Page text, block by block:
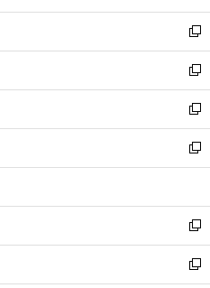
開
く
ウ
で
開
く
ン
ド
ウ
で
開
く
ウ
ィ
ン
ド
ウ
で
開
く
し
い
ウ
ィ
ン
ド
ウ
で
開
新
し
い
ウ
ィ
ン
ド
ウ
開
く
新
し
い
ウ
ィ
ン
ウ
で
開
く
新
し
い
ウ
ン
ド
ウ
で
開
新
し
ウ
ィ
ン
ド
ウ
新
し
い
新